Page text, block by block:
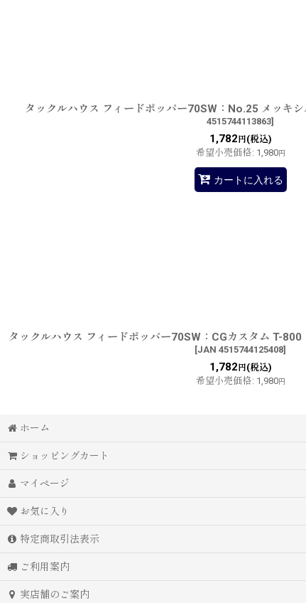
タックルハウス フィードポッパー70SW：No.25 メッキシ
4515744113863]
1,782 円(税込)
希望小売価格: 1,980円
カートに入れる
タックルハウス フィードポッパー70SW：CGカスタム T-800
[JAN 4515744125408]
1,782 円(税込)
希望小売価格: 1,980円
ホーム
ショッピングカート
マイページ
お気に入り
特定商取引法表示
ご利用案内
実店舗のご案内